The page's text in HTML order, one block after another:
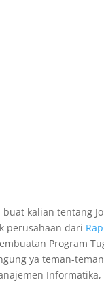
kalian tentang
perusahaan dari
Program
ya teman-
Informatika,